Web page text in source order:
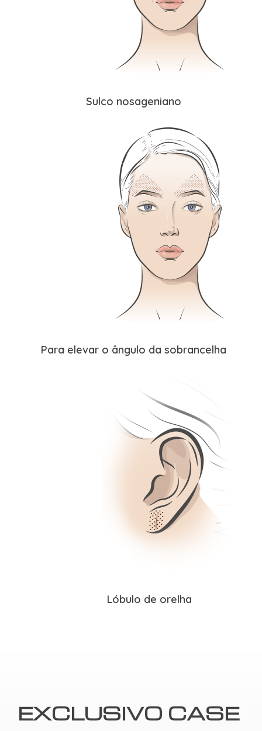
Sulco nosageniano
Para elevar o ângulo da sobrancelha
Lóbulo de orelha
EXCLUSIVO CASE